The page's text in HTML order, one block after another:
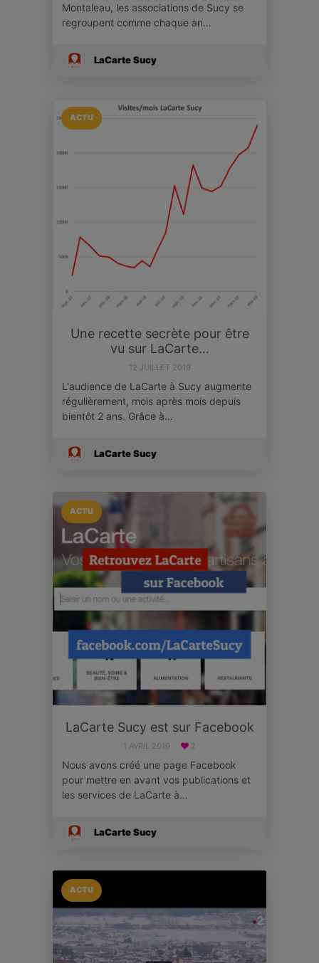
Montaleau, les associations de Sucy se
regroupent comme chaque an…
LaCarte Sucy
ACTU
Une recette secrète pour être
vu sur LaCarte...
12 JUILLET 2019
L'audience de LaCarte à Sucy augmente
régulièrement, mois après mois depuis
bientôt 2 ans. Grâce à…
LaCarte Sucy
ACTU
LaCarte Sucy est sur Facebook
1 AVRIL 2019 2
Nous avons créé une page Facebook
pour mettre en avant vos publications et
les services de LaCarte à…
LaCarte Sucy
ACTU